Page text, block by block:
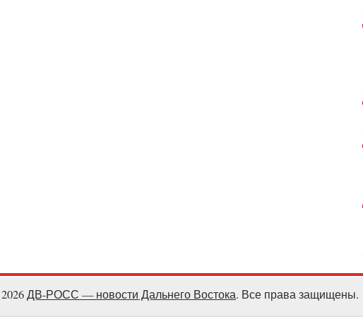
ДВ-РОСС — новости Дальнего Востока. Все права защищены.